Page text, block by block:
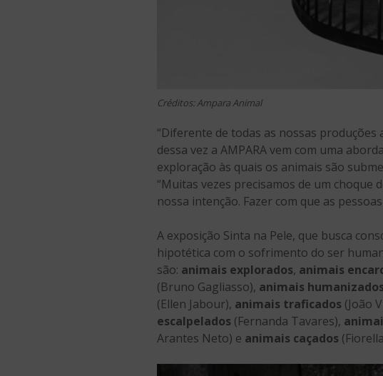
Créditos: Ampara Animal
“Diferente de todas as nossas
dessa vez a AMPARA vem com uma
exploração às quais os animais são
“Muitas vezes precisamos de um choque
nossa intenção. Fazer com que as
A exposição Sinta na Pele, que busca
hipotética com o sofrimento do ser
são: animais explorados, animais
(Bruno Gagliasso), animais humanizados
(Ellen Jabour), animais traficados (João
escalpelados (Fernanda Tavares),
Arantes Neto) e animais caçados